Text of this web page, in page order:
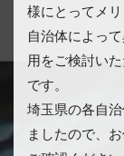
様にとってメ
自治体によっ
用をご検討い
です。
埼玉県の各自
ましたので、